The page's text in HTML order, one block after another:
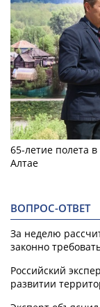
65-летие полета
Алтае
ВОПРОС-ОТВЕТ
За неделю
законно
Российский
развитии